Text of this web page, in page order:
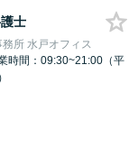
士
所 水戸オフィス
時間：09:30~21:00（平